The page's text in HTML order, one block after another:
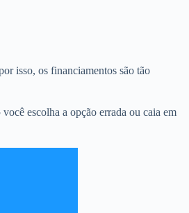
isso, os financiamentos são tão
escolha a opção errada ou caia em